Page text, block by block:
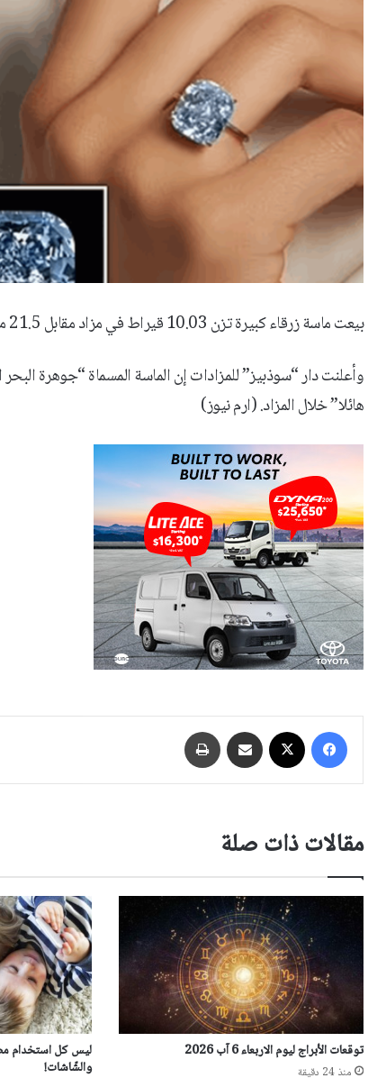
بيعت ماسة زرقاء كبيرة تزن 10.03 قيراط في مزاد مقابل 21.5 مليون دولار في جنيف.
هائلا” خلال المزاد. (ارم نيوز)
فيسبوك مشاركة عبر البريد
مقالات ذات صلة
توقعات الأبراج ليوم الاربعاء 6 آب 2026
منذ 24 دقيقة
ليس كل استخدام
والشّاشات!